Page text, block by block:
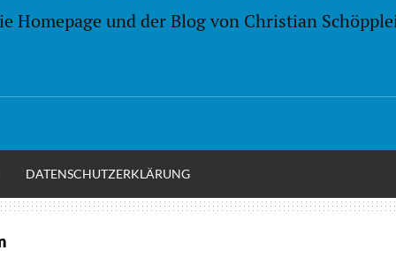
Homepage und der Blog von Christian
DATENSCHUTZERKLÄRUNG